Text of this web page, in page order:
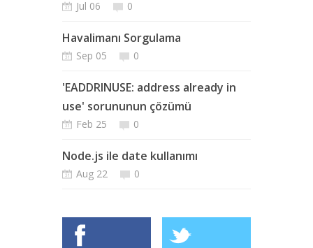
Jul 06 0
Havalimanı Sorgulama
Sep 05 0
'EADDRINUSE: address already in
use' sorununun çözümü
Feb 25 0
Node.js ile date kullanımı
Aug 22 0